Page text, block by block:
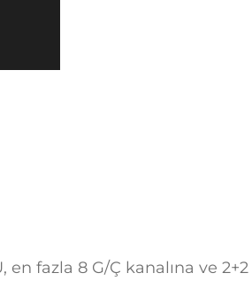
en fazla 8 G/Ç kanalına ve